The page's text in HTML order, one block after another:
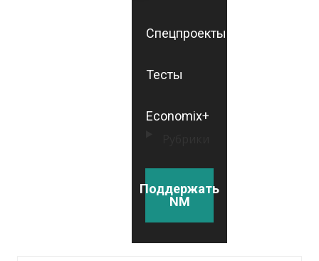
Спецпроекты
Тесты
Economix+
Поддержать
NM